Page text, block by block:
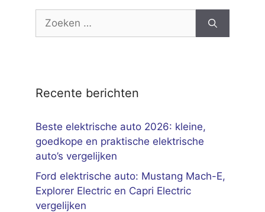
Zoek
Recente berichten
Beste elektrische auto 2026: kleine,
goedkope en praktische elektrische
auto’s vergelijken
Ford elektrische auto: Mustang Mach-E,
Explorer Electric en Capri Electric
vergelijken